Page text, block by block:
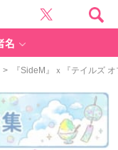
名
> 『SideM』ｘ『テイルズ